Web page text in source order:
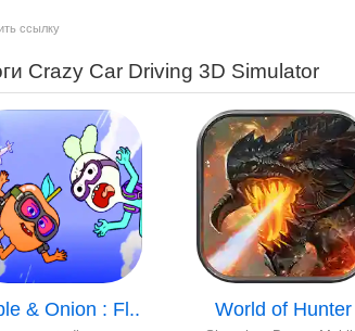
ссылку
Crazy Car Driving 3D Simulator
& Onion : Fl.. World of Hunter